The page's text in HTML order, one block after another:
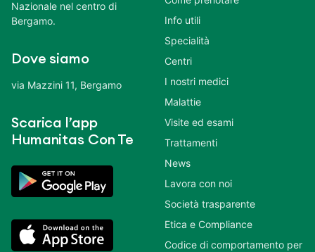
Nazionale nel centro di
Bergamo.
Dove siamo
via Mazzini 11, Bergamo
Scarica l’app
Humanitas Con Te
Info utili
Specialità
Centri
I nostri medici
Malattie
Visite ed esami
Trattamenti
News
Lavora con noi
Società trasparente
Etica e Compliance
Codice di comportamento per